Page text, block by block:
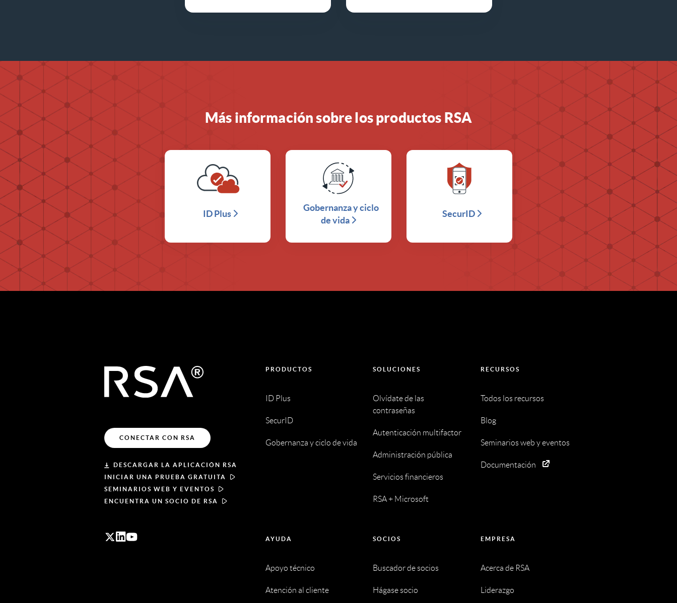
Más información sobre los productos RSA
ID Plus
Gobernanza y ciclo
de vida
SecurID
CONECTAR CON RSA
DESCARGAR LA APLICACIÓN RSA
INICIAR UNA PRUEBA GRATUITA
SEMINARIOS WEB Y EVENTOS
ENCUENTRA UN SOCIO DE RSA
PRODUCTOS
ID Plus
SecurID
Gobernanza y ciclo de vida
SOLUCIONES
Olvídate de las
contraseñas
Autenticación multifactor
Administración pública
Servicios financieros
RSA + Microsoft
RECURSOS
Todos los recursos
Blog
Seminarios web y eventos
Documentación
AYUDA
Apoyo técnico
Atención al cliente
SOCIOS
Buscador de socios
Hágase socio
EMPRESA
Acerca de RSA
Liderazgo